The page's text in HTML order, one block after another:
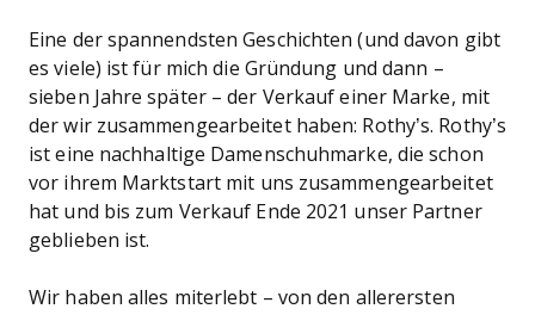
Eine der spannendsten Geschichten (und davon gibt
es viele) ist für mich die Gründung und dann –
sieben Jahre später – der Verkauf einer Marke, mit
der wir zusammengearbeitet haben: Rothy’s. Rothy’s
ist eine nachhaltige Damenschuhmarke, die schon
vor ihrem Marktstart mit uns zusammengearbeitet
hat und bis zum Verkauf Ende 2021 unser Partner
geblieben ist.
Wir haben alles miterlebt – von den allerersten